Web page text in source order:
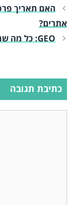
האם תאריך
אתרים?
GEO: כל מה שמנהל שיווק צריך לדעת
כתיבת תגובה